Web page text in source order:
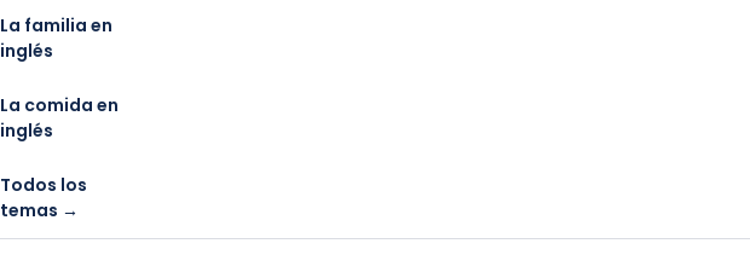
La familia en
inglés
La comida en
inglés
Todos los
temas →